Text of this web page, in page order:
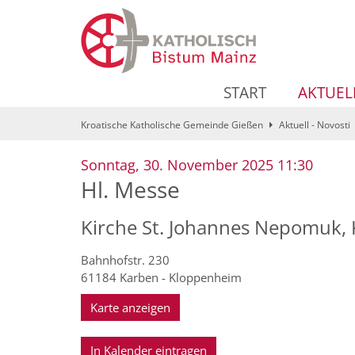
START
Kroatische Katholische Gemeinde Gießen Aktuell - Novosti
Sonntag, 30. November 2025 11:30:
Hl. Messe
Kirche St. Johannes
Bahnhofstr. 230
61184 Karben - Kloppenheim
Karte anzeigen
In Kalender eintragen